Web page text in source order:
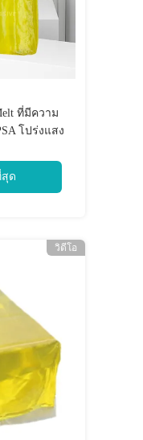
ที่มีความ
โปร่งแสง
ด
วิดีโอ